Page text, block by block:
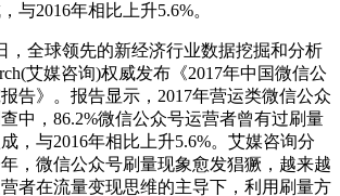
与2016年相比上升5.6%。
全球领先的新经济行业数据挖掘和分析
艾媒咨询)权威发布《2017年中国微信公
告》。报告显示，2017年营运类微信公众
中，86.2%微信公众号运营者曾有过刷量
，与2016年相比上升5.6%。艾媒咨询分
，微信公众号刷量现象愈发猖獗，越来越
者在流量变现思维的主导下，利用刷量方